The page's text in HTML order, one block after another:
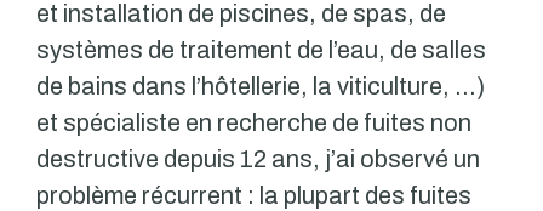
et installation de piscines, de spas, de
systèmes de traitement de l’eau, de salles
de bains dans l’hôtellerie, la viticulture, …)
et spécialiste en recherche de fuites non
destructive depuis 12 ans, j’ai observé un
problème récurrent : la plupart des fuites